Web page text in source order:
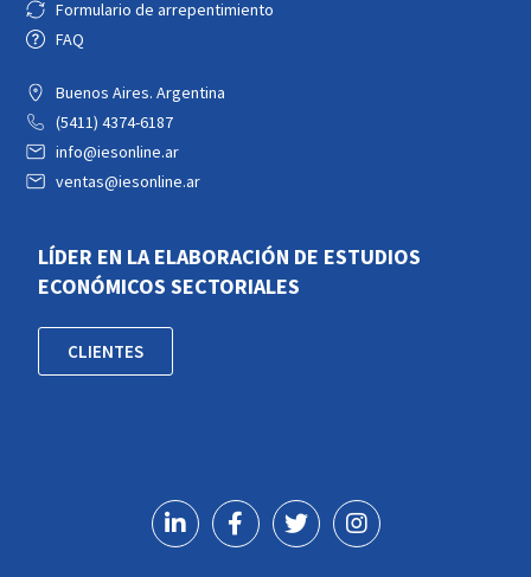
Formulario de arrepentimiento
FAQ
Buenos Aires. Argentina
(5411) 4374-6187
info@iesonline.ar
ventas@iesonline.ar
LÍDER EN LA ELABORACIÓN DE ESTUDIOS
ECONÓMICOS SECTORIALES
CLIENTES